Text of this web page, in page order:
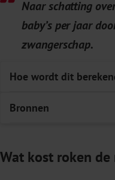
Naar schatting
baby’s per jaar
zwangerschap.
Hoe wordt dit
Bronnen
Tuithof M.
Wat kost roken de